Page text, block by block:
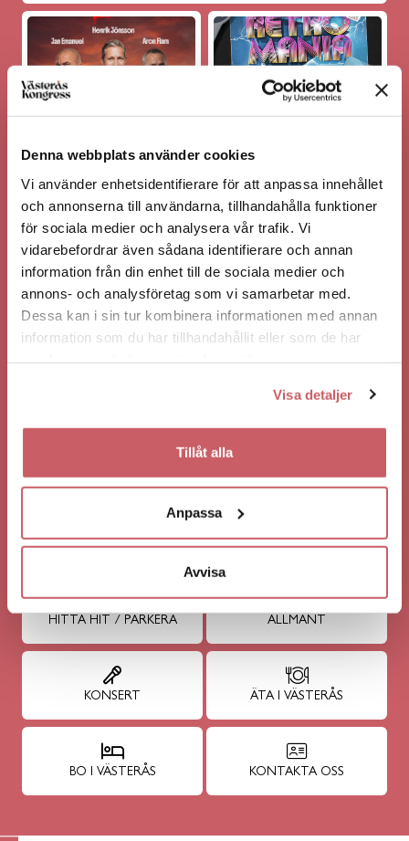
Denna webbplats använder cookies
Vi använder enhetsidentifierare för att anpassa innehållet
och annonserna till användarna, tillhandahålla funktioner
för sociala medier och analysera vår trafik. Vi
vidarebefordrar även sådana identifierare och annan
information från din enhet till de sociala medier och
annons- och analysföretag som vi samarbetar med.
Dessa kan i sin tur kombinera informationen med annan
information som du har tillhandahållit eller som de har
Visa detaljer
Tillåt alla
Anpassa
Avvisa
FLAM RÄDDAR SVERIGE
FREDAG 25/9
SPARKLING & WINE VÄSTERÅS
SPARKLING & WINE VÄSTERÅS
PETTSON & FINDUS - PANNKAKSTÅRTAN
VISA FLERA HÄNDELSER
HITTA HIT / PARKERA ALLMÄNT
KONSERT ÄTA I VÄSTERÅS
BO I VÄSTERÅS KONTAKTA OSS